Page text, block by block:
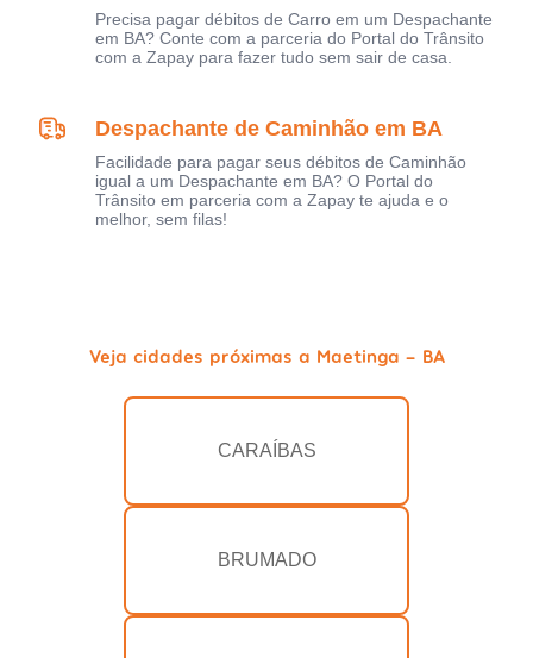
Precisa pagar débitos de Carro em um Despachante
em BA? Conte com a parceria do Portal do Trânsito
com a Zapay para fazer tudo sem sair de casa.
Despachante de Caminhão em BA
Facilidade para pagar seus débitos de Caminhão
igual a um Despachante em BA? O Portal do
Trânsito em parceria com a Zapay te ajuda e o
melhor, sem filas!
Veja cidades próximas a Maetinga - BA
CARAÍBAS
BRUMADO